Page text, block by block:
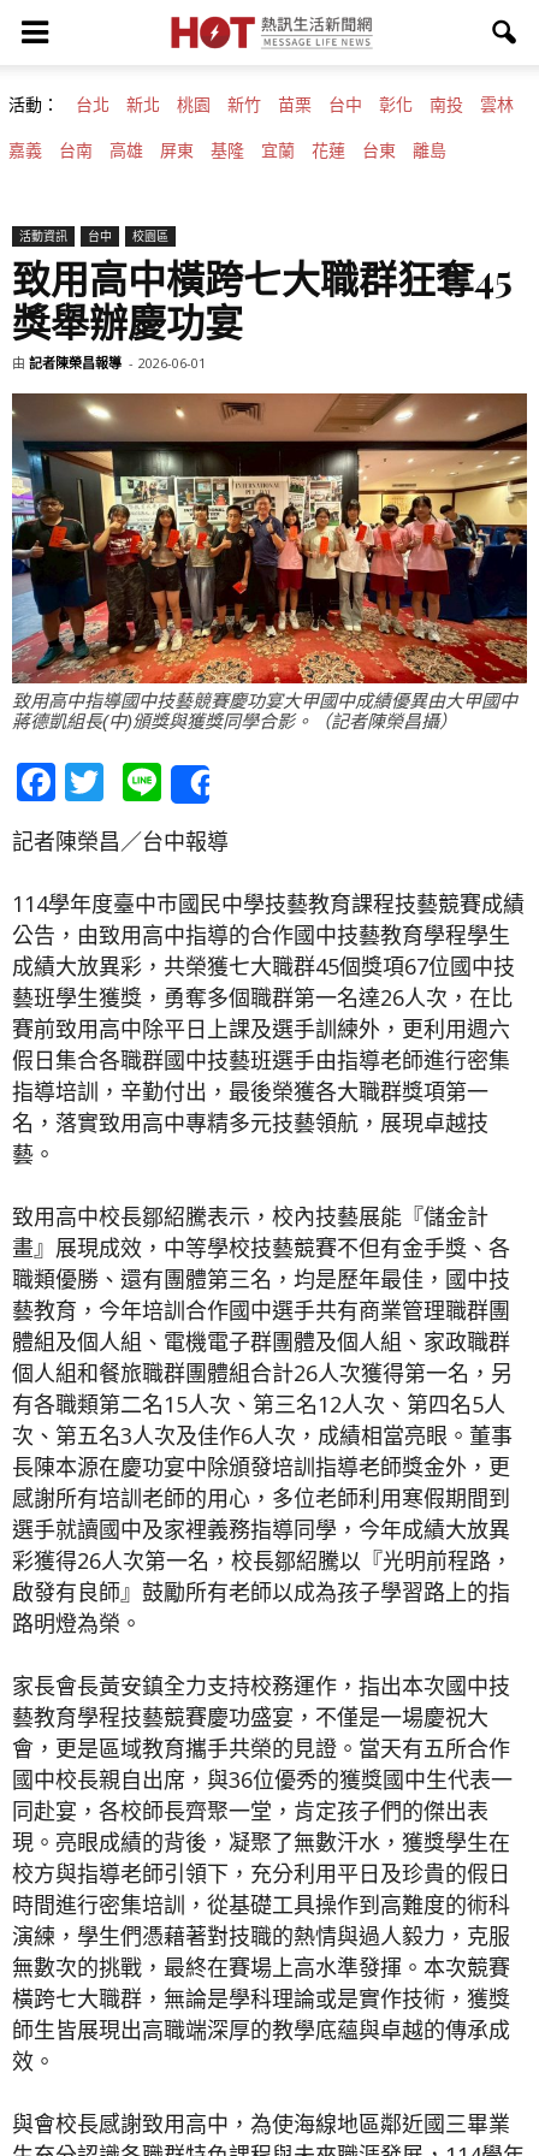
活動： 台北 新北 桃園 新竹 苗栗 台中 彰化 南投 雲林
嘉義 台南 高雄 屏東 基隆 宜蘭 花蓮 台東 離島
活動資訊 台中 校園區
致用高中橫跨七大職群狂奪45
獎舉辦慶功宴
由 記者陳榮昌報導 - 2026-06-01
致用高中指導國中技藝競賽慶功宴大甲國中成績優異由大甲國中
蔣德凱組長(中)頒獎與獲獎同學合影。（記者陳榮昌攝）
Facebook
Twitter
Line
記者陳榮昌／台中報導
114學年度臺中巿國民中學技藝教育課程技藝競賽成績
公告，由致用高中指導的合作國中技藝教育學程學生
成績大放異彩，共榮獲七大職群45個獎項67位國中技
藝班學生獲獎，勇奪多個職群第一名達26人次，在比
賽前致用高中除平日上課及選手訓練外，更利用週六
假日集合各職群國中技藝班選手由指導老師進行密集
指導培訓，辛勤付出，最後榮獲各大職群獎項第一
名，落實致用高中專精多元技藝領航，展現卓越技
藝。
致用高中校長鄒紹騰表示，校內技藝展能『儲金計
畫』展現成效，中等學校技藝競賽不但有金手獎、各
職類優勝、還有團體第三名，均是歷年最佳，國中技
藝教育，今年培訓合作國中選手共有商業管理職群團
體組及個人組、電機電子群團體及個人組、家政職群
個人組和餐旅職群團體組合計26人次獲得第一名，另
有各職類第二名15人次、第三名12人次、第四名5人
次、第五名3人次及佳作6人次，成績相當亮眼。董事
長陳本源在慶功宴中除頒發培訓指導老師獎金外，更
感謝所有培訓老師的用心，多位老師利用寒假期間到
選手就讀國中及家裡義務指導同學，今年成績大放異
彩獲得26人次第一名，校長鄒紹騰以『光明前程路，
啟發有良師』鼓勵所有老師以成為孩子學習路上的指
路明燈為榮。
家長會長黃安鎮全力支持校務運作，指出本次國中技
藝教育學程技藝競賽慶功盛宴，不僅是一場慶祝大
會，更是區域教育攜手共榮的見證。當天有五所合作
國中校長親自出席，與36位優秀的獲獎國中生代表一
同赴宴，各校師長齊聚一堂，肯定孩子們的傑出表
現。亮眼成績的背後，凝聚了無數汗水，獲獎學生在
校方與指導老師引領下，充分利用平日及珍貴的假日
時間進行密集培訓，從基礎工具操作到高難度的術科
演練，學生們憑藉著對技職的熱情與過人毅力，克服
無數次的挑戰，最終在賽場上高水準發揮。本次競賽
橫跨七大職群，無論是學科理論或是實作技術，獲獎
師生皆展現出高職端深厚的教學底蘊與卓越的傳承成
效。
與會校長感謝致用高中，為使海線地區鄰近國三畢業